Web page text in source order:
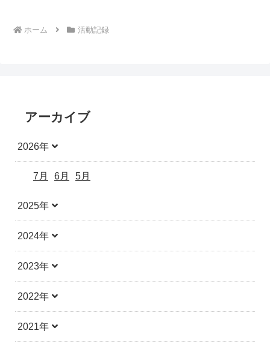
ホーム 活動記録
アーカイブ
2026年
7月 6月 5月
2025年
2024年
2023年
2022年
2021年